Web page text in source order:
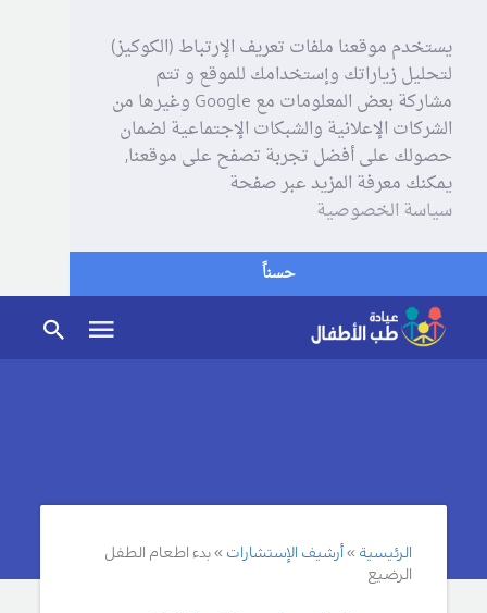
يستخدم موقعنا ملفات تعريف الإرتباط (الكوكيز)
لتحليل زياراتك وإستخدامك للموقع و تتم
مشاركة بعض المعلومات مع Google وغيرها من
الشركات الإعلانية والشبكات الإجتماعية لضمان
حصولك على أفضل تجربة تصفح على موقعنا,
يمكنك معرفة المزيد عبر صفحة
سياسة الخصوصية
حسناً
الرئيسية أرشيف الإستشارات
بدء اطعام الطفل
الرضيع